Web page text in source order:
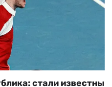
стали известны